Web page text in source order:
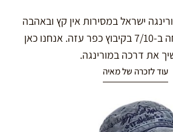
ישראל במסירות אין קץ ובאהבה
גדולה. מאיה נרצחה ב-7/10 בקיבוץ כפר עזה. אנחנו כאן
את דרכה במורינגה.
עוד לזכרה של מאיה